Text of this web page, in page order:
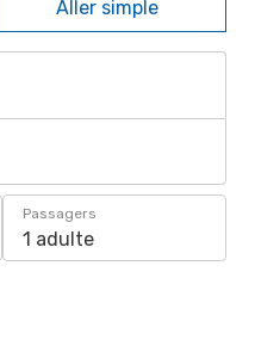
Aller simple
Passagers
1 adulte